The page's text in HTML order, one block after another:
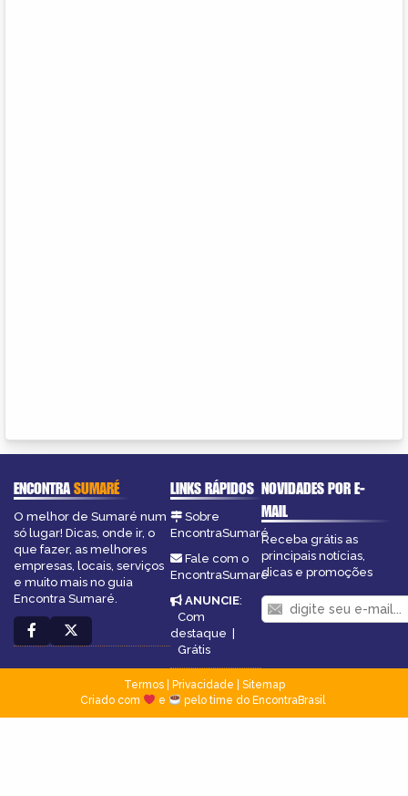
ENCONTRASUMARÉ
O melhor de Sumaré num
só lugar! Dicas, onde ir, o
que fazer, as melhores
empresas, locais, serviços
e muito mais no guia
Encontra Sumaré.
LINKS RÁPIDOS
Sobre
EncontraSumaré
Fale com o
EncontraSumaré
ANUNCIE:
Com
destaque |
Grátis
NOVIDADES POR E-
MAIL
Receba grátis as
principais notícias,
dicas e promoções
Termos| Privacidade
Sitemap
Criado com
e pelo time do EncontraBrasil